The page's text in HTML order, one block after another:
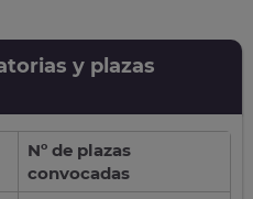
y plazas
Nº de plazas
convocadas